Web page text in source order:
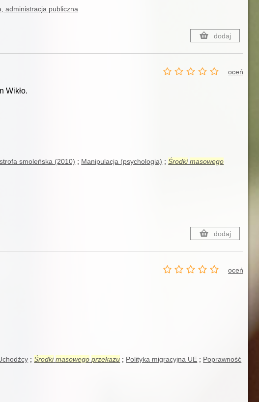
administracja publiczna
dodaj
oceń
Wikło.
smoleńska (2010) Manipulacja (psychologia) Środki masowego
dodaj
oceń
Środki masowego przekazu Polityka migracyjna UE
Poprawność